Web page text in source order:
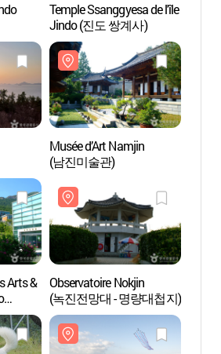
Temple Ssanggyesa de l'île
Jindo (진도 쌍계사)
Musée d’Art Namjin
(남진미술관)
Arts &
Observatoire Nokjin
(녹진전망대 - 명량대첩지)